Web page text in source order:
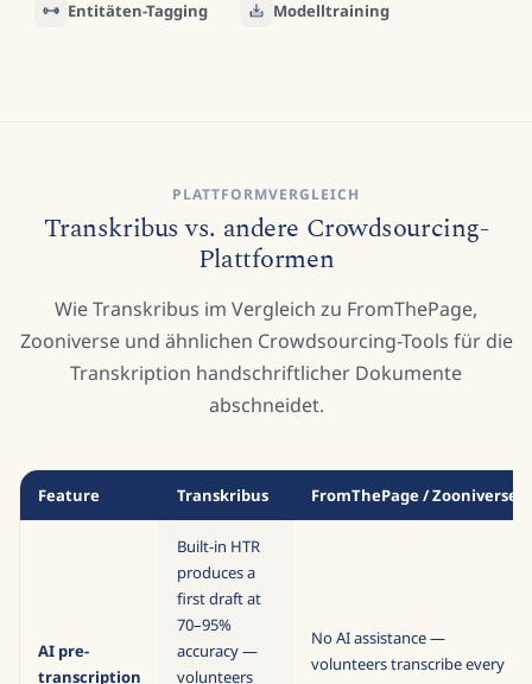
10But indeed I was much shaken
Entitäten-Tagging Modelltraining
PLATTFORMVERGLEICH
Transkribus vs. andere Crowdsourcing-
Plattformen
Wie Transkribus im Vergleich zu FromThePage,
Zooniverse und ähnlichen Crowdsourcing-Tools für die
Transkription handschriftlicher Dokumente
abschneidet.
Feature Transkribus FromThePage / Zooniverse
AI pre-
transcription
Built-in HTR
produces a
first draft at
70–95%
accuracy —
volunteers
No AI assistance —
volunteers transcribe every